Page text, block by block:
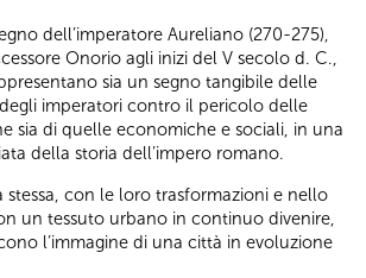
dell’imperatore Aureliano (270-275),
Onorio agli inizi del V secolo d. C.,
sia un segno tangibile delle
imperatori contro il pericolo delle
sia di quelle economiche e sociali, in una
della storia dell’impero romano.
stessa, con le loro trasformazioni e nello
un tessuto urbano in continuo divenire,
l’immagine di una città in evoluzione